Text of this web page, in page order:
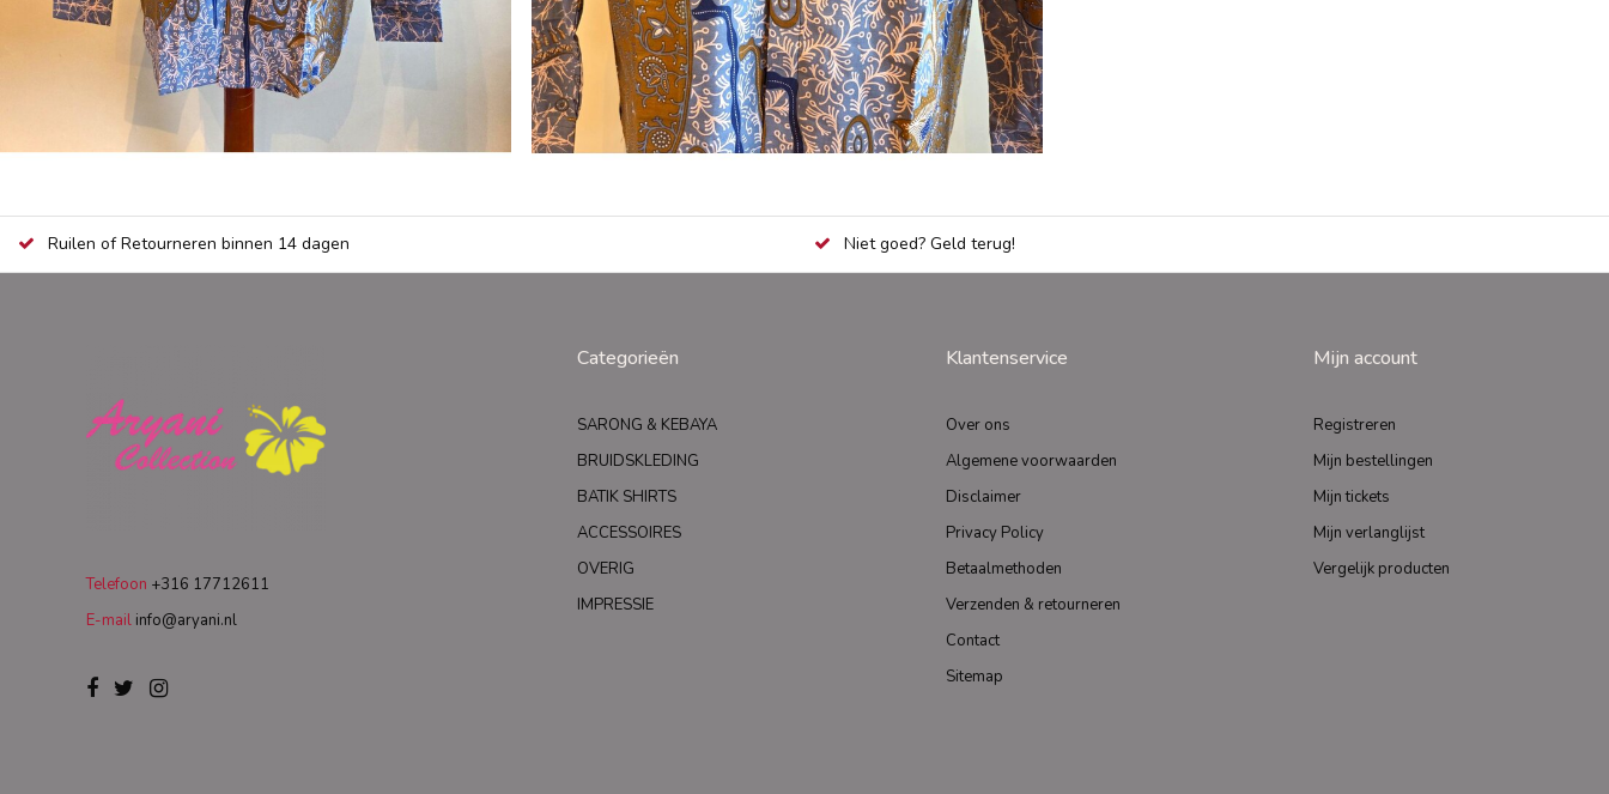
Ruilen of Retourneren binnen 14 dagen Niet goed? Geld terug!
Telefoon +316 17712611
E-mail info@aryani.nl
Categorieën
SARONG & KEBAYA
BRUIDSKLEDING
BATIK SHIRTS
ACCESSOIRES
OVERIG
IMPRESSIE
Klantenservice
Over ons
Algemene voorwaarden
Disclaimer
Privacy Policy
Betaalmethoden
Verzenden & retourneren
Contact
Sitemap
Mijn account
Registreren
Mijn bestellingen
Mijn tickets
Mijn verlanglijst
Vergelijk producten